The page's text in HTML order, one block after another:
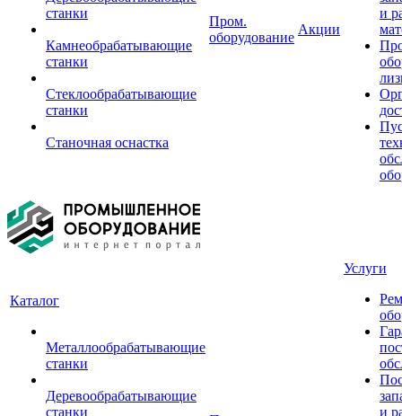
станки
Камнеобрабатывающие
станки
Стеклообрабатывающие
станки
Станочная оснастка
Пром.
оборудование
Акции
и
Каталог
Металлообрабатывающие
станки
Деревообрабатывающие
станки
Услуги
и